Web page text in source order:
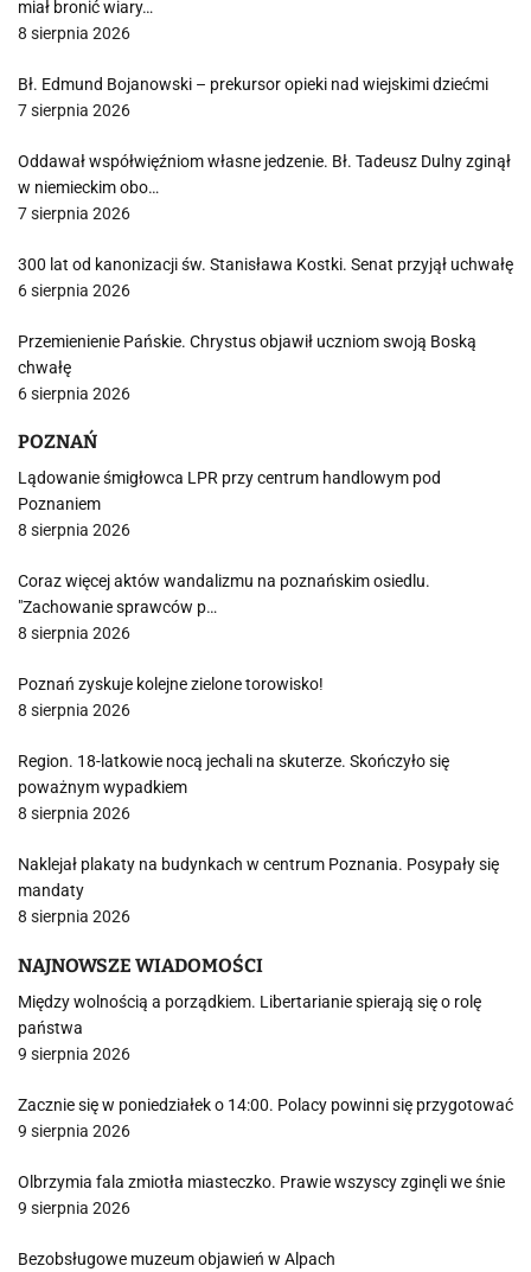
miał bronić wiary…
8 sierpnia 2026
Bł. Edmund Bojanowski – prekursor opieki nad wiejskimi dziećmi
7 sierpnia 2026
Oddawał współwięźniom własne jedzenie. Bł. Tadeusz Dulny zginął
w niemieckim obo…
7 sierpnia 2026
300 lat od kanonizacji św. Stanisława Kostki. Senat przyjął uchwałę
6 sierpnia 2026
Przemienienie Pańskie. Chrystus objawił uczniom swoją Boską
chwałę
6 sierpnia 2026
POZNAŃ
Lądowanie śmigłowca LPR przy centrum handlowym pod
Poznaniem
8 sierpnia 2026
Coraz więcej aktów wandalizmu na poznańskim osiedlu.
"Zachowanie sprawców p…
8 sierpnia 2026
Poznań zyskuje kolejne zielone torowisko!
8 sierpnia 2026
Region. 18-latkowie nocą jechali na skuterze. Skończyło się
poważnym wypadkiem
8 sierpnia 2026
Naklejał plakaty na budynkach w centrum Poznania. Posypały się
mandaty
8 sierpnia 2026
NAJNOWSZE WIADOMOŚCI
Między wolnością a porządkiem. Libertarianie spierają się o rolę
państwa
9 sierpnia 2026
Zacznie się w poniedziałek o 14:00. Polacy powinni się przygotować
9 sierpnia 2026
Olbrzymia fala zmiotła miasteczko. Prawie wszyscy zginęli we śnie
9 sierpnia 2026
Bezobsługowe muzeum objawień w Alpach